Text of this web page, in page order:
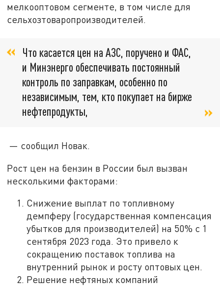
мелкооптовом сегменте, в том числе для
сельхозтоваропроизводителей.
Что касается цен на АЗС, поручено и ФАС,
и Минэнерго обеспечивать постоянный
контроль по заправкам, особенно по
независимым, тем, кто покупает на бирже
нефтепродукты,
— сообщил Новак.
Рост цен на бензин в России был вызван
несколькими факторами:
Снижение выплат по топливному
демпферу (государственная компенсация
убытков для производителей) на 50% с 1
сентября 2023 года. Это привело к
сокращению поставок топлива на
внутренний рынок и росту оптовых цен.
Решение нефтяных компаний